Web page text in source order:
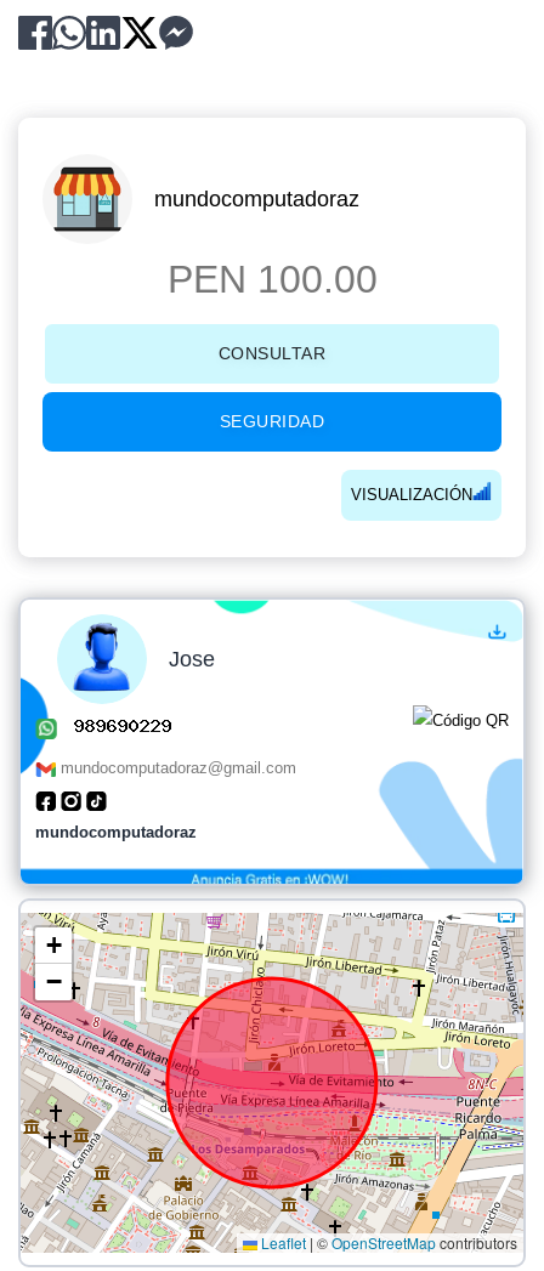
mundocomputadoraz
PEN 100.00
CONSULTAR
SEGURIDAD
VISUALIZACIÓN
Jose
mundocomputadoraz@gmail.com
mundocomputadoraz
+
−
Leaflet | ©OpenStreetMapcontributors